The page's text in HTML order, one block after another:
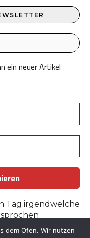
ein neuer Artikel
Tag irgendwelche
.
dem Ofen. Wir nutzen